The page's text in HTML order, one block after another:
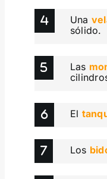
Una
sólido.
Las
El
Los